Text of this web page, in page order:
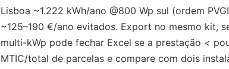
Lisboa ~1.222 kWh/ano @800 Wp sul (ordem
~125–190 €/ano evitados. Export no mesmo kit,
multi-kWp pode fechar Excel se a prestação <
MTIC/total de parcelas e compare com dois